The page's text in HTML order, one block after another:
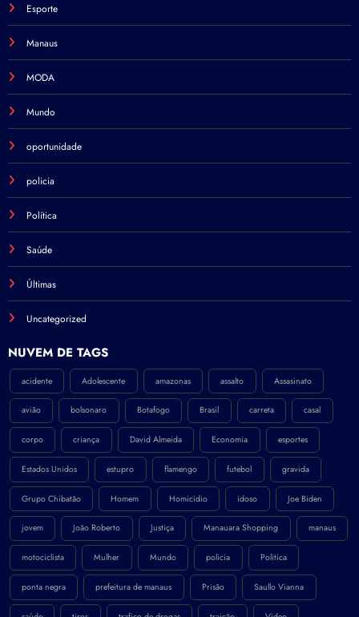
Esporte
Manaus
MODA
Mundo
oportunidade
policia
Política
Saúde
Últimas
Uncategorized
NÚVEM DE TAGS
acidente Adolescente amazonas assalto Assasinato
avião bolsonaro Botafogo Brasil carreta casal
corpo criança David Almeida Economia esportes
Estados Unidos estupro flamengo futebol gravida
Grupo Chibatão Homem Homicidio idoso Joe Biden
jovem João Roberto Justiça Manauara Shopping manaus
motociclista Mulher Mundo policia Politica
ponta negra prefeitura de manaus Prisão Saullo Vianna